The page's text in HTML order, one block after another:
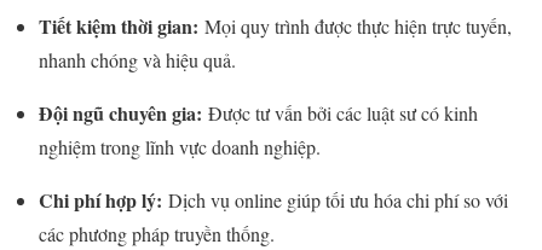
Tiết kiệm thời gian: Mọi quy trình được thực hiện trực tuyến,
nhanh chóng và hiệu quả.
Đội ngũ chuyên gia: Được tư vấn bởi các luật sư có kinh
nghiệm trong lĩnh vực doanh nghiệp.
Chi phí hợp lý: Dịch vụ online giúp tối ưu hóa chi phí so với
các phương pháp truyền thống.